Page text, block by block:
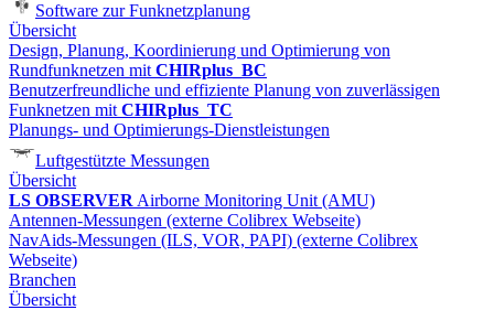
Software zur Funknetzplanung
Übersicht
Design, Planung, Koordinierung und Optimierung von
Rundfunknetzen mit CHIRplus_BC
Benutzerfreundliche und effiziente Planung von zuverlässigen
Funknetzen mit CHIRplus_TC
Planungs- und Optimierungs-Dienstleistungen
Luftgestützte Messungen
Übersicht
LS OBSERVER Airborne Monitoring Unit (AMU)
Antennen-Messungen (externe Colibrex Webseite)
NavAids-Messungen (ILS, VOR, PAPI) (externe Colibrex
Webseite)
Branchen
Übersicht